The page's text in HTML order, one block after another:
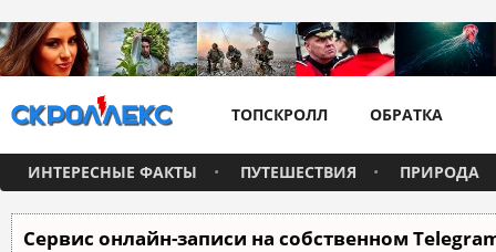
ТОПСКРОЛЛ ОБРАТКА
ИНТЕРЕСНЫЕ ФАКТЫ ПУТЕШЕСТВИЯ ПРИРОДА
Сервис онлайн-записи на собственном